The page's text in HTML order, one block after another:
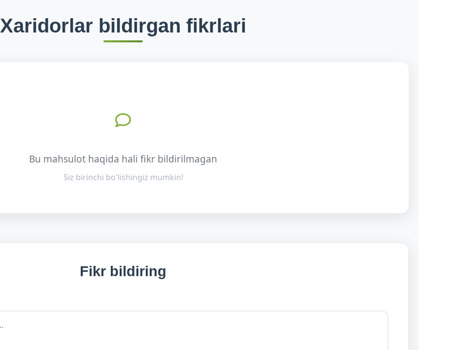
Xaridorlar bildirgan fikrlari
Bu mahsulot haqida hali fikr bildirilmagan
Siz birinchi bo'lishingiz mumkin!
Fikr bildiring